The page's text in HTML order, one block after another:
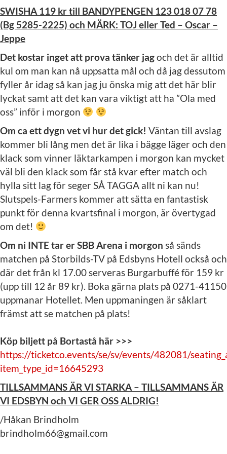
SWISHA 119 kr till BANDYPENGEN 123 018 07 78
(Bg 5285-2225) och MÄRK: TOJ eller Ted – Oscar –
Jeppe
Det kostar inget att prova tänker jagoch det är alltid
kul om man kan nå uppsatta mål och då jag dessutom
fyller år idag så kan jag ju önska mig att det här blir
lyckat samt att det kan vara viktigt att ha ”Ola med
oss” inför i morgon
Om ca ett dygn vet vi hur det gick! Väntan till avslag
kommer bli lång men det är lika i bägge läger och den
klack som vinner läktarkampen i morgon kan mycket
väl bli den klack som får stå kvar efter match och
hylla sitt lag för seger SÅ TAGGA allt ni kan nu!
Slutspels-Farmers kommer att sätta en fantastisk
punkt för denna kvartsfinal i morgon, är övertygad
om det!
Om ni INTE tar er SBB Arena i morgon så sänds
matchen på Storbilds-TV på Edsbyns Hotell också och
där det från kl 17.00 serveras Burgarbuffé för 159 kr
(upp till 12 år 89 kr). Boka gärna plats på 0271-41150
uppmanar Hotellet. Men uppmaningen är såklart
främst att se matchen på plats!
Köp biljett på Bortastå här >>>
https://ticketco.events/se/sv/events/482081/
item_type_id=16645293
TILLSAMMANS ÄR VI STARKA – TILLSAMMANS ÄR
VI EDSBYN och VI GER OSS ALDRIG!
/Håkan Brindholm
brindholm66@gmail.com